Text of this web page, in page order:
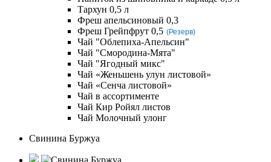
Тархун 0,5 л
Фреш апельсиновый 0,3
Фреш Грейпфрут 0,5 (Резерв)
Чай "Облепиха-Апельсин"
Чай "Смородина-Мята"
Чай "Ягодный микс"
Чай «Женьшень улун листовой»
Чай «Сенча листовой»
Чай в ассортименте
Чай Кир Ройял листов
Чай Молочный улонг
Свинина Буржуа